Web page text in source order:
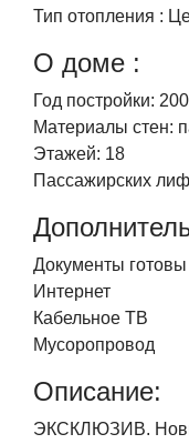
Тип отопления :
О доме :
Год постройки:
Материалы стен:
Этажей: 18
Пассажирских
Документы готовы
Интернет
Кабельное ТВ
Мусоропровод
Описание:
ЭКСКЛЮЗИВ.